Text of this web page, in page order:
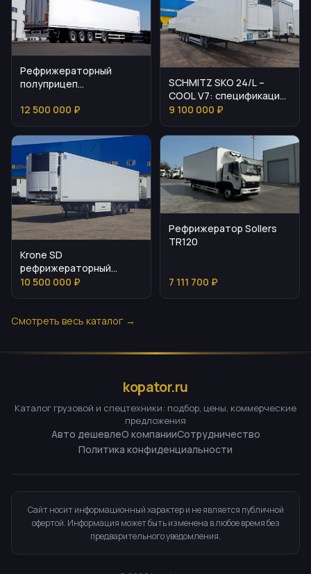
Рефрижераторный
полуприцеп
9703
12 500 000 ₽
SCHMITZ SKO 24/L –
COOL V7: спецификация
и стоимость
9 100 000 ₽
Krone SD
рефрижераторный
полуприцеп 2024
10 500 000 ₽
Рефрижератор Sollers
TR120
7 111 700 ₽
Смотреть весь каталог →
kopator.ru
Каталог грузовой и спецтехники: подбор, цены, коммерческие
предложения
Авто дешевлеО компанииСотрудничество
Политика конфиденциальности
Сайт носит информационный характер и не является публичной
офертой. Информация может быть изменена в любое время без
предварительного уведомления.